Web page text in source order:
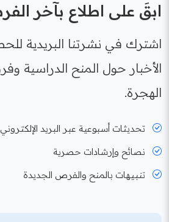
ابقَ على اطلاع بآخر
اشترك في نشرتنا البريدية
الأخبار حول المنح الدراسية
الهجرة.
تحديثات أسبوعية عبر البريد الإلكتروني
نصائح وإرشادات حصرية
تنبيهات بالمنح والفرص الجديدة